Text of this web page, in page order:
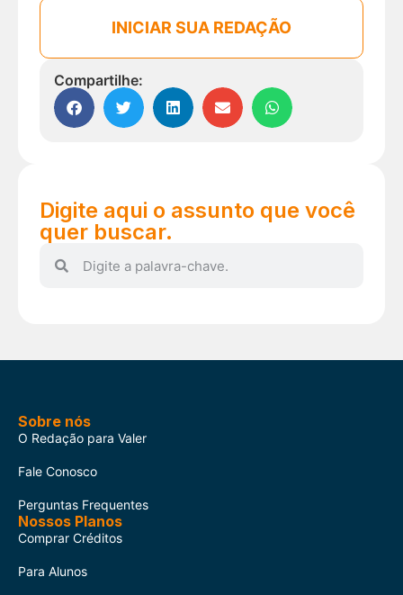
INICIAR SUA REDAÇÃO
Compartilhe:
Digite aqui o assunto que você
quer buscar.
Sobre nós
O Redação para Valer
Fale Conosco
Perguntas Frequentes
Nossos Planos
Comprar Créditos
Para Alunos